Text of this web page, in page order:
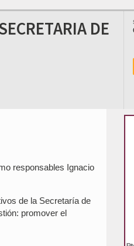
DE
responsables Ignacio
de la Secretaría de
promover el